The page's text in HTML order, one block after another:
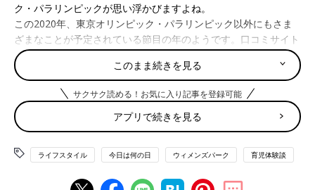
ク・パラリンピックが思い浮かびますよね。
この2020年、東京オリンピック・パラリンピック以外にもさま
ざまなことが予定されている節目の年のようです。口コミサイト
『ウィメンズパーク』のママに2020年、気になるトピックを聞
いてみました。
こちらもおすすめ→ 2020年の大学入試改革！幼児のうちから身
につけたい「考える力」とは？
まずはみなさんの関心度も高い「東京オリンピック・パラリンピ
ック」について。
いよいよ観戦チケットの価格が発表になりました。
このまま続きを見る
サクサク読める！お気に入り記事を登録可能
アプリで続きを見る
ライフスタイル 今日は何の日 ウィメンズパーク 育児体験談